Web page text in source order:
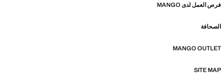
فرص العمل لدى MANGO
الصحافة
MANGO OUTLET
SITE MAP